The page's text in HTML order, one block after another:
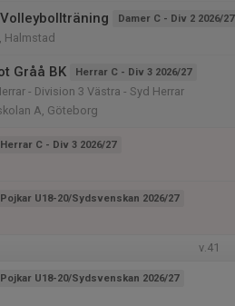
Damer C - Div 2 2026/27
Halmstad
Gråå BK Herrar C - Div 3 2026/27
- Division 3 Västra - Syd Herrar
A, Göteborg
Herrar C - Div 3 2026/27
Pojkar U18-20/Sydsvenskan 2026/27
v.41
Pojkar U18-20/Sydsvenskan 2026/27